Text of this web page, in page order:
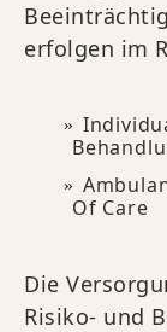
erfolgen im
Of Care
Die
Risiko- und